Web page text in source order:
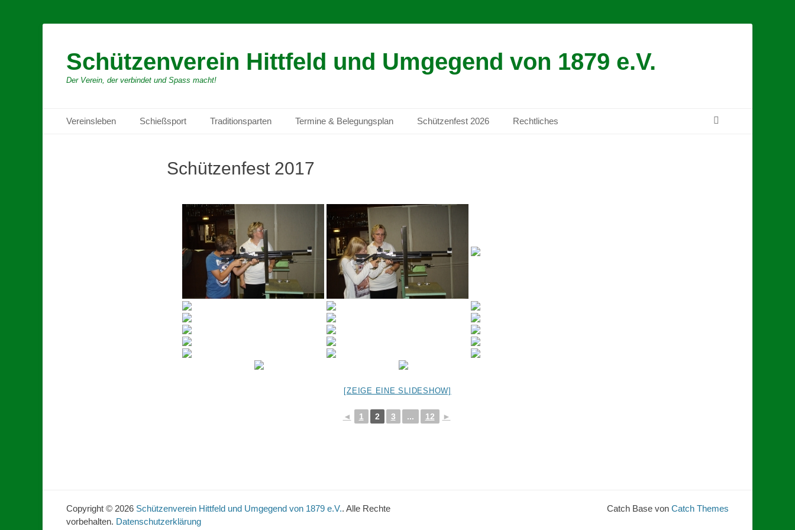
Schützenverein Hittfeld und Umgegend von 1879 e.V.
Der Verein, der verbindet und Spass macht!
Primäres Menü
Inhalt
Vereinsleben Schießsport Traditionsparten Termine & Belegungsplan Schützenfest 2026 Rechtliches
Schützenfest 2017
[ZEIGE EINE SLIDESHOW]
◄ 1 2 3 ... 12 ►
Copyright © 2026 Schützenverein Hittfeld und Umgegend von 1879 e.V.. Alle Rechte
vorbehalten. Datenschutzerklärung
Catch Base von Catch Themes